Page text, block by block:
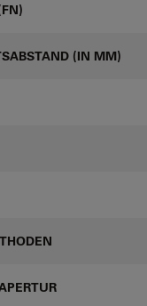
(IN MM)